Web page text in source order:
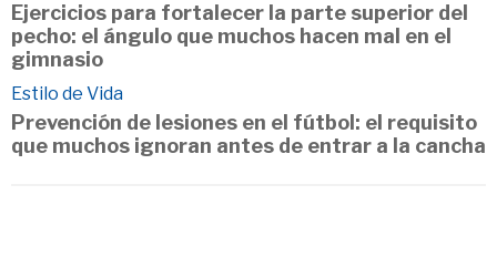
Ejercicios para fortalecer la parte superior del
pecho: el ángulo que muchos hacen mal en el
gimnasio
Estilo de Vida
Prevención de lesiones en el fútbol: el requisito
que muchos ignoran antes de entrar a la cancha